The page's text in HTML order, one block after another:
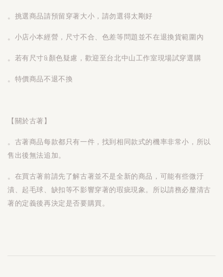
。挑選商品請預留穿著大小，請勿選得太剛好
。小店小本經營，尺寸不合、色差等問題並不在退換貨範圍內
。若有尺寸&顏色疑慮，歡迎至台北中山工作室現場試穿選購
。特價商品不退不換
【關於古著】
。古著商品每款都只有一件，找到相同款式的機率非常小，所以
售出後無法追加。
。在買古著前請先了解古著並不是全新的商品，可能有些微汙
漬、起毛球、缺扣等不影響穿著的瑕疵現象。所以請務必釐清古
著的定義後再決定是否要購買。